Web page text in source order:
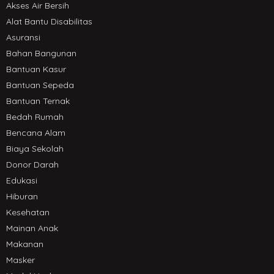
Akses Air Bersih
Alat Bantu Disabilitas
Asuransi
Bahan Bangunan
Bantuan Kasur
Bantuan Sepeda
Bantuan Ternak
Bedah Rumah
Bencana Alam
Biaya Sekolah
Donor Darah
Edukasi
Hiburan
Kesehatan
Mainan Anak
Makanan
Masker